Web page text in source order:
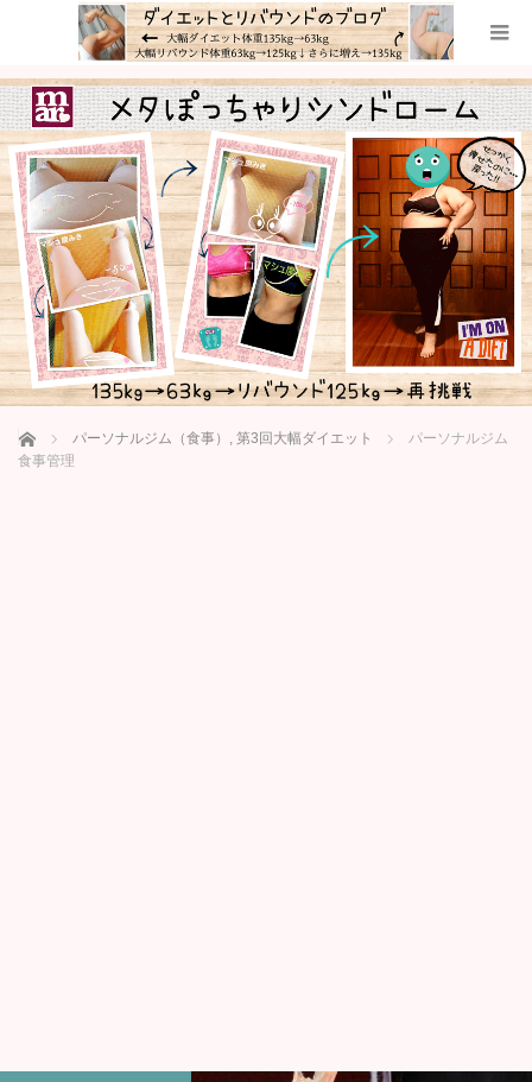
ホーム パーソナルジム（食事） , 第3回大幅ダイエット
パーソナルジム
食事管理